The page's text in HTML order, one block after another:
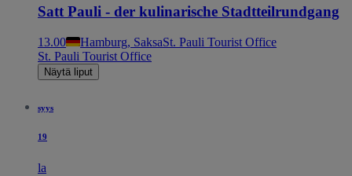
Satt Pauli - der kulinarische Stadtteilrundgang
13.00 Hamburg, SaksaSt. Pauli Tourist Office
St. Pauli Tourist Office
Näytä liput
syys
19
la